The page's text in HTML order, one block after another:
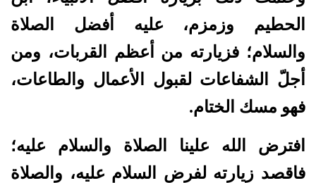
الحطيم وزمزم، عليه أفضل الصلاة
والسلام؛ فزيارته من أعظم القربات، ومن
أجلّ الشفاعات لقبول الأعمال والطاعات،
فهو مسك الختام.
افترض الله علينا الصلاة والسلام عليه؛
فاقصد زيارته لفرض السلام عليه، والصلاة